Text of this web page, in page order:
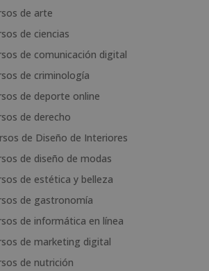
de arte
de ciencias
de comunicación digital
de criminología
de deporte online
de derecho
de Diseño de Interiores
de diseño de modas
de estética y belleza
de gastronomía
de informática en línea
de marketing digital
de nutrición